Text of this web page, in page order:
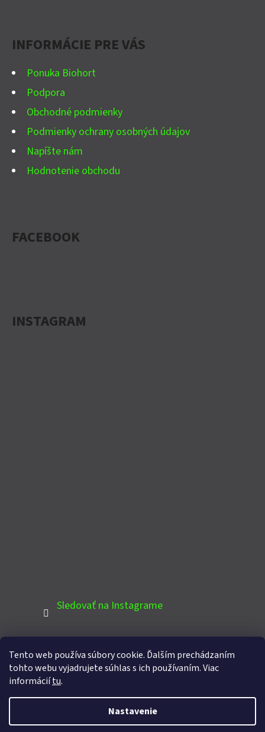
Tento web používa súbory cookie. Ďalším prechádzaním
tohto webu vyjadrujete súhlas s ich používaním. Viac
informáciítu.
Nastavenie
INFORMÁCIE PRE VÁS
Ponuka Biohort
Podpora
Obchodné podmienky
Podmienky ochrany osobných údajov
Napíšte nám
Hodnotenie obchodu
FACEBOOK
INSTAGRAM
Sledovať na Instagrame
PINTEREST
Vytvoril Shoptet